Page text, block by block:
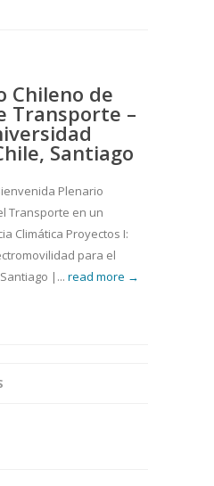
Chileno de
Transporte –
Santiago
Plenario
Transporte en un
Climática Proyectos I:
para el
|... read more →